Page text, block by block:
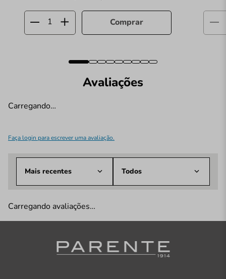
Comprar
Avaliações
Carregando…
Faça login para escrever uma avaliação.
Mais recentes Todos
Carregando avaliações…